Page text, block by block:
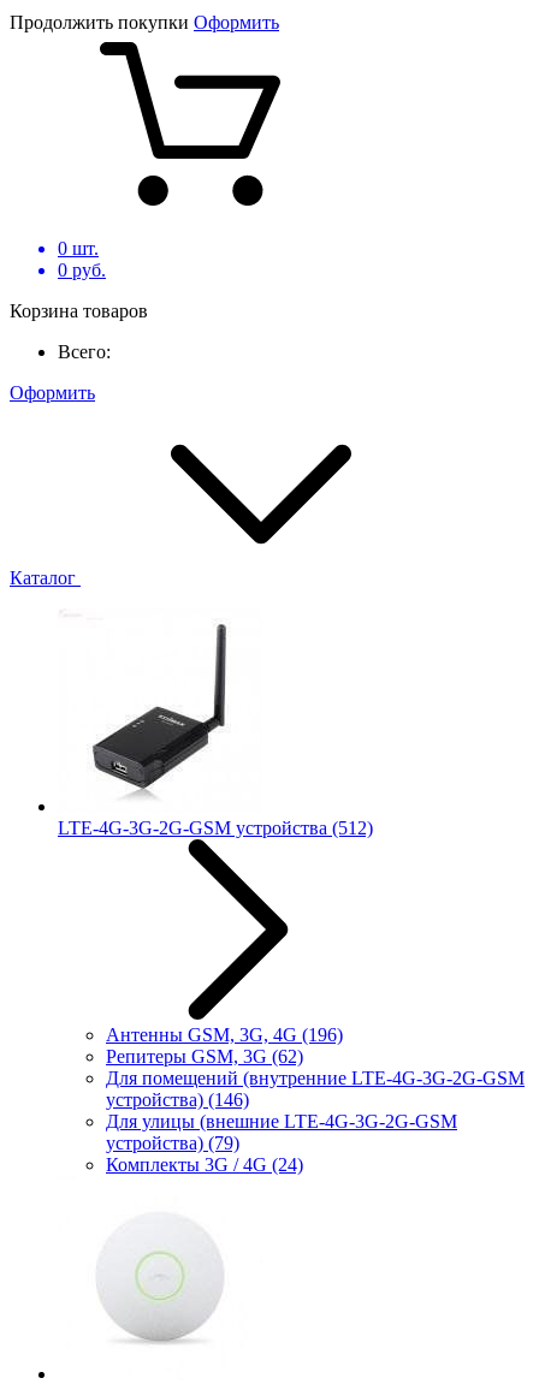
Продолжить покупки Оформить
0 шт.
0 руб.
Корзина товаров
Всего:
Оформить
Каталог
LTE-4G-3G-2G-GSM устройства (512)
Антенны GSM, 3G, 4G (196)
Репитеры GSM, 3G (62)
Для помещений (внутренние LTE-4G-3G-2G-GSM
устройства) (146)
Для улицы (внешние LTE-4G-3G-2G-GSM
устройства) (79)
Комплекты 3G / 4G (24)